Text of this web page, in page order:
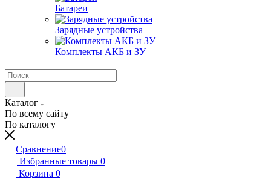
Батареи
Зарядные устройства
Комплекты АКБ и ЗУ
Каталог
По всему сайту
По каталогу
Сравнение0
Избранные товары 0
Корзина 0